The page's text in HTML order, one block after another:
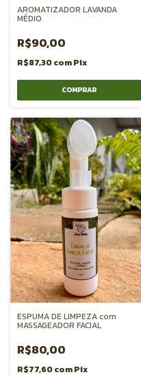
AROMATIZADOR LAVANDA
MÉDIO
R$90,00
R$87,30comPix
ESPUMA DE LIMPEZA com
MASSAGEADOR FACIAL
R$80,00
R$77,60comPix